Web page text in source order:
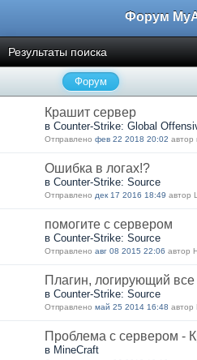
Результаты поиска
Форум
Крашит сервер
в Counter-Strike: Global
Отправлено фев 22 2018 20:02 автор
Ошибка в логах!?
в Counter-Strike: Source
Отправлено дек 17 2016 18:49 автор
помогите с сервером
в Counter-Strike: Source
Отправлено авг 08 2015 22:06 автор
Плагин, логирующий
в Counter-Strike: Source
Отправлено май 25 2014 16:48 автор
Проблема с сервером -
в MineCraft